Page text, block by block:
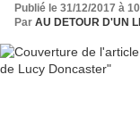
Publié le 31/12/2017 à
Par AU DETOUR D'UN